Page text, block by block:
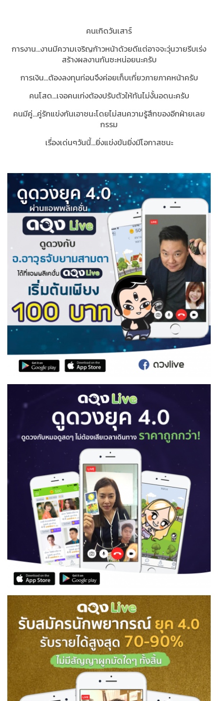
คนเกิดวันเสาร์
การงาน...งานมีความเจริญก้าวหน้าด้วยดีแต่อาจจะวุ่นวายรีบเร่ง
สร้างผลงานกันซะหน่อยนะครับ
การเงิน...ต้องลงทุนก่อนจึงค่อยเก็บเกี่ยวภายภาคหน้าครับ
คนโสด...เจอคนเก่งต้องปรับตัวให้ทันไม่งั้นอดนะครับ
คนมีคู่...คู่รักแข่งกันเอาชนะโดยไม่สนความรู้สึกของอีกฝ่ายเลย
กรรม
เรื่องเด่นๆวันนี้...ยิ่งแข่งขันยิ่งมีโอกาสชนะ